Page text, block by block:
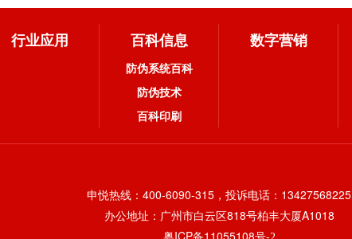
行业应用 百科信息
防伪系统百科
防伪技术
百科印刷
数字营销
申悦热线：400-6090-315，投诉电话：13427568225
办公地址：广州市白云区818号柏丰大厦A1018
粤ICP备11055108号-